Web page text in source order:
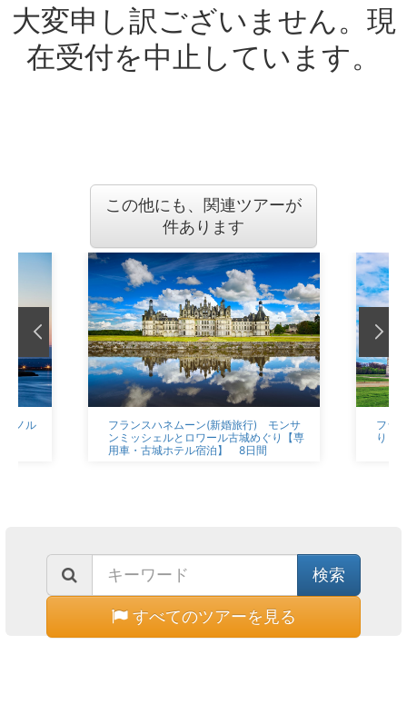
大変申し訳ございません。現
在受付を中止しています。
この他にも、関連ツアーが
件あります
｜ノル
フランスハネムーン(新婚旅行) モンサ
ンミッシェルとロワール古城めぐり【専
用車・古城ホテル宿泊】 8日間
フラ
り
すべてのツアーを見る